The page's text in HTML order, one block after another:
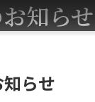
知らせ
らせ